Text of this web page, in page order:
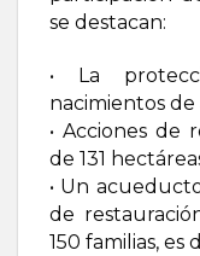
se destacan:
• La
nacimientos
• Acciones de
de 131
• Un
de
150 familias, es